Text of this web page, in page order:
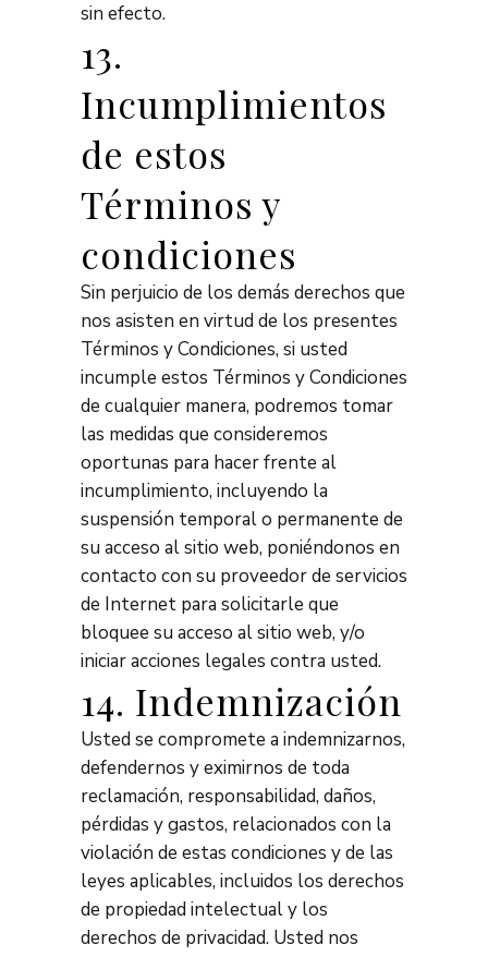
sin efecto.
13.
Incumplimientos
de estos
Términos y
condiciones
Sin perjuicio de los demás derechos que
nos asisten en virtud de los presentes
Términos y Condiciones, si usted
incumple estos Términos y Condiciones
de cualquier manera, podremos tomar
las medidas que consideremos
oportunas para hacer frente al
incumplimiento, incluyendo la
suspensión temporal o permanente de
su acceso al sitio web, poniéndonos en
contacto con su proveedor de servicios
de Internet para solicitarle que
bloquee su acceso al sitio web, y/o
iniciar acciones legales contra usted.
14. Indemnización
Usted se compromete a indemnizarnos,
defendernos y eximirnos de toda
reclamación, responsabilidad, daños,
pérdidas y gastos, relacionados con la
violación de estas condiciones y de las
leyes aplicables, incluidos los derechos
de propiedad intelectual y los
derechos de privacidad. Usted nos